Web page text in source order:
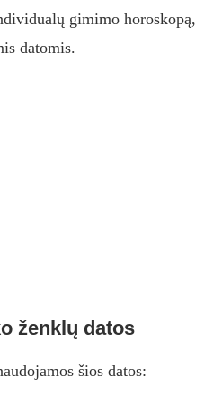
gimimo horoskopą,
datomis.
ženklų datos
šios datos: